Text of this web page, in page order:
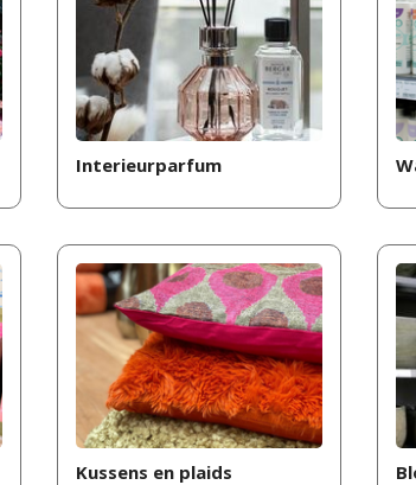
Interieurparfum
Kussens en plaids